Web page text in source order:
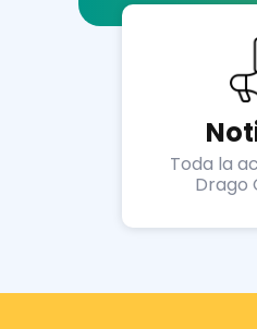
Toda la
Drago